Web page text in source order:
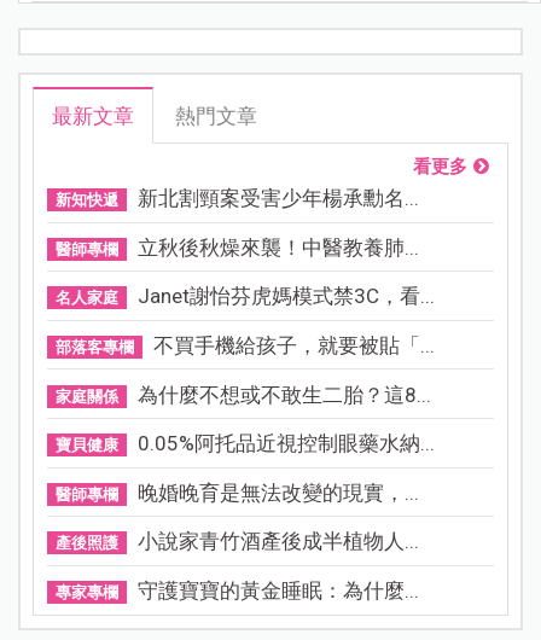
最新文章 熱門文章
看更多
新知快遞 新北割頸案受害少年楊承勳名...
醫師專欄 立秋後秋燥來襲！中醫教養肺...
名人家庭 Janet謝怡芬虎媽模式禁3C，看...
部落客專欄 不買手機給孩子，就要被貼「...
家庭關係 為什麼不想或不敢生二胎？這8...
寶貝健康 0.05%阿托品近視控制眼藥水納...
醫師專欄 晚婚晚育是無法改變的現實，...
產後照護 小說家青竹酒產後成半植物人...
專家專欄 守護寶寶的黃金睡眠：為什麼...